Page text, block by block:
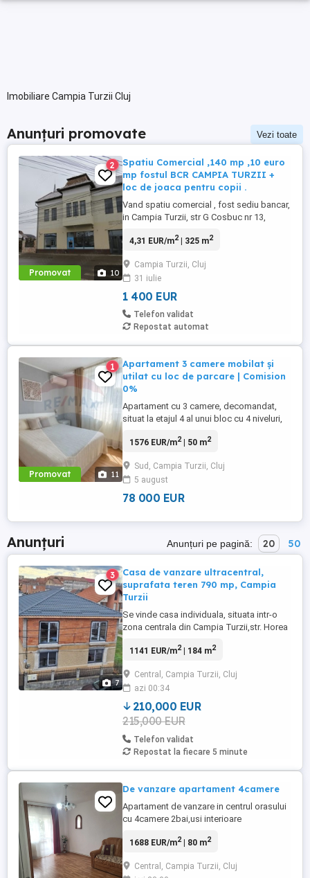
Imobiliare Campia Turzii Cluj
Anunțuri promovate Vezi toate
Promovat 10
2
Spatiu Comercial ,140 mp ,10 euro
mp fostul BCR CAMPIA TURZII +
loc de joaca pentru copii .
Vand spatiu comercial , fost sediu bancar,
in Campia Turzii, str G Cosbuc nr 13,
.Cladirea are 200 mp amprenta parter, o
potential de mansardare de 160 mp care
ar putea fi transformat intr-un apartament
deosebit , de aprox ...
4,31 EUR/m2| 325 m2
Campia Turzii, Cluj
31 iulie
1 400 EUR
Telefon validat
Repostat automat
Promovat 11
1
Apartament 3 camere mobilat și
utilat cu loc de parcare | Comision
0%
Apartament cu 3 camere, decomandat,
situat la etajul 4 al unui bloc cu 4 niveluri,
Baritiu, nr. 30, bl. L3, scara B. Proprietatea
de 1,65 mp și se vinde complet mobilată
și utilată, fiind potrivită atât pentru locuit,
cât ...
1576 EUR/m2| 50 m2
Sud, Campia Turzii, Cluj
5 august
78 000 EUR
Anunțuri Anunțuri pe pagină: 20 50
7
3
Casa de vanzare ultracentral,
suprafata teren 790 mp, Campia
Turzii
Se vinde casa individuala, situata intr-o
zona centrala din Campia Turzii,str. Horea
garaj si o terasa de vara . Este dispusa pe
Parter: living + bucatarie open space, baie,
camera tehnica si un dormitor.
Garaj,terasa ...
1141 EUR/m2| 184 m2
Central, Campia Turzii, Cluj
azi 00:34
210,000 EUR
215,000 EUR
Telefon validat
Repostat la fiecare 5 minute
De vanzare apartament 4camere
Apartament de vanzare in centrul orasului
cu 4camere 2bai,usi interioare
mobilata
80mp+2 balcoane situat pe strada Baii
1688 EUR/m2| 80 m2
Central, Campia Turzii, Cluj